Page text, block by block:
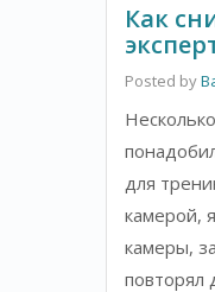
Как
Posted by
для
камерой,
камеры,
повторял